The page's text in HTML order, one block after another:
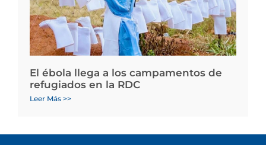
El ébola llega a los campamentos de
refugiados en la RDC
Leer Más >>